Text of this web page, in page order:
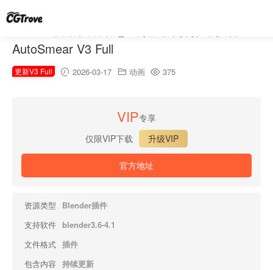
AutoSmear V3 Full
更新V3 Full 2026-03-17 动画 375
VIP专享
仅限VIP下载
升级VIP
官方地址
资源类型
Blender插件
支持软件 blender3.6-4.1
文件格式 插件
包含内容 持续更新